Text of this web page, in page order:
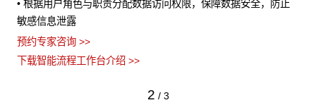
下载智能流程工作台介绍 >>
3 / 3